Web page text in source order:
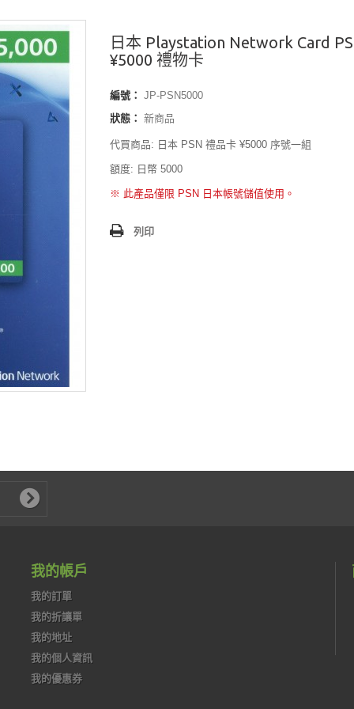
日本 Playstation Network Card
¥5000 禮物卡
編號： JP-PSN5000
狀態： 新商品
代買商品: 日本 PSN 禮品卡 ¥5000 序號一組
額度: 日幣 5000
※ 此產品僅限 PSN 日本帳號儲值使用。
列印
我的帳戶
我的訂單
我的折讓單
我的地址
我的個人資訊
我的優惠券